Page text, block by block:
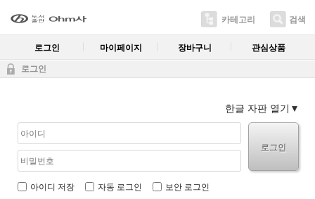
카테고리 검색
로그인 마이페이지 장바구니 관심상품
로그인
한글 자판 열기
로그인
아이디 저장 자동 로그인 보안 로그인